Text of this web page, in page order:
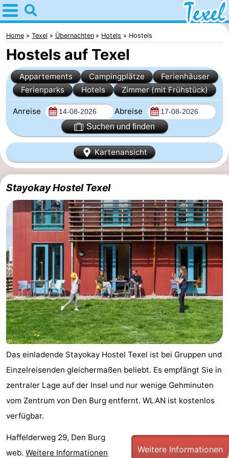
Home
Texel
Tipps
Für
kindern
Dorfer
-
Den
Burg
-
Den
Hoorn
-
Cocksdorp
Oudeschild
De
Waal
-
Oosterend
Natur
Schönste
Aussichtspunkte
Übernachten
Appartements
Bosch
Zee
-
Vlijt
Hoeve
-
Home Texel Übernachten Hotels Hostels
Hostels auf Texel
Appartements Campingplätze
Ferienhäuser
Ferienparks
Hotels Zimmer (mit Frühstück)
Anreise Abreise
Suchen und finden
Kartenansicht
Stayokay Hostel Texel
Das einladende Stayokay Hostel Texel ist bei Gruppen und
Einzelreisenden gleichermaßen beliebt. Es empfängt Sie in
zentraler Lage auf der Insel und nur wenige Gehminuten
vom Zentrum von Den Burg entfernt. WLAN ist kostenlos
verfügbar.
Haffelderweg 29, Den Burg
web. Weitere Informationen Weitere Informationen